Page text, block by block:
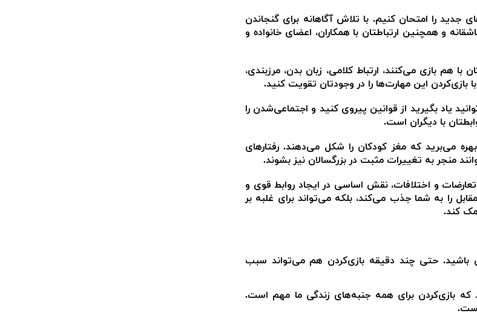
را امتحان کنیم. با تلاش آگاهانه برای گنجاندن
و همچنین ارتباطتان با همکاران، اعضای خانواده و
هم بازی می‌کنند، ارتباط کلامی، زبان بدن، مرزبندی،
بازی‌کردن این مهارت‌ها را در وجودتان تقویت کنید.
یاد بگیرید از قوانین پیروی کنید و اجتماعی‌شدن را
با دیگران است.
می‌برید که مغز کودکان را شکل می‌دهند. رفتارهای
منجر به تغییرات مثبت در بزرگسالان نیز بشوند.
و اختلافات، نقش اساسی در ایجاد روابط قوی و
را به شما جذب می‌کند، بلکه می‌تواند برای غلبه بر
کند.
باشید. حتی چند دقیقه بازی‌کردن هم می‌تواند سبب
که بازی‌کردن برای همه جنبه‌های زندگی ما مهم است.